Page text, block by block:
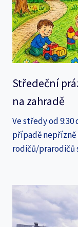
Středeční
na zahradě
Ve středy od 9:30
případě
rodičů/prarodičů